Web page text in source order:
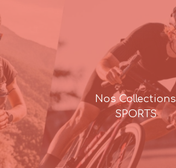
Nos Collections
SPORTS